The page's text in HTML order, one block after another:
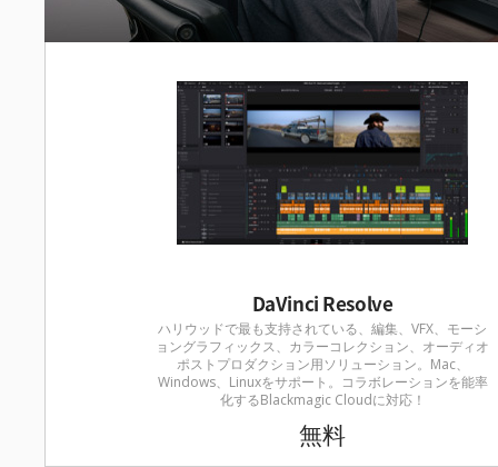
DaVinci Resolve
ハリウッドで最も支持されている、編集、VFX、モーシ
ョングラフィックス、カラーコレクション、オーディオ
ポストプロダクション用ソリューション。Mac、
Windows、Linuxをサポート。コラボレーションを能率
化するBlackmagic Cloudに対応！
無料